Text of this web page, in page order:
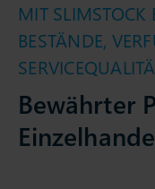
MIT SLIMSTOCK
BESTÄNDE,
Bewährter